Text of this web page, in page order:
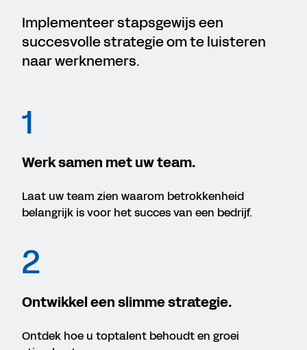
Implementeer stapsgewijs een
succesvolle strategie om te luisteren
naar werknemers.
1
Werk samen met uw team.
Laat uw team zien waarom betrokkenheid
belangrijk is voor het succes van een bedrijf.
2
Ontwikkel een slimme strategie.
Ontdek hoe u toptalent behoudt en groei